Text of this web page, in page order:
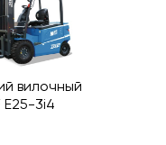
вилочный
E25-3i4